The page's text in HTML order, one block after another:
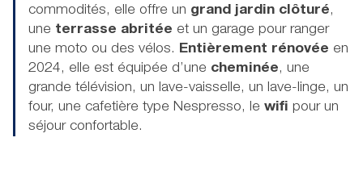
commodités, elle offre un grand jardin clôturé,
une terrasse abritée et un garage pour ranger
une moto ou des vélos. Entièrement rénovée en
2024, elle est équipée d’une cheminée, une
grande télévision, un lave-vaisselle, un lave-linge, un
four, une cafetière type Nespresso, le wifi pour un
séjour confortable.